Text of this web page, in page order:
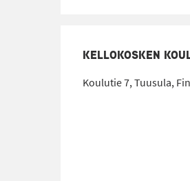
KELLOKOSKEN
Koulutie 7, Tuusula,